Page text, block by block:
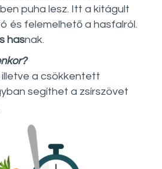
puha lesz. Itt a kitágult
és felemelhető a hasfalról.
hasnak.
illetve a csökkentett
segíthet a zsírszövet